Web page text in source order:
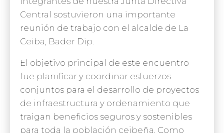
Central sostuvieron una importante
reunión de trabajo con el alcalde de La
Ceiba, Bader Dip.
El objetivo principal de este encuentro
fue planificar y coordinar esfuerzos
conjuntos para el desarrollo de proyectos
de infraestructura y ordenamiento que
traigan beneficios seguros y sostenibles
para toda la población ceibeña. Como